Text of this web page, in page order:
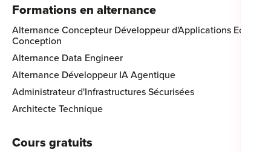
Formations en alternance
Alternance Concepteur Développeur d'Applications Eco-
Conception
Alternance Data Engineer
Alternance Développeur IA Agentique
Administrateur d'Infrastructures Sécurisées
Architecte Technique
Cours gratuits